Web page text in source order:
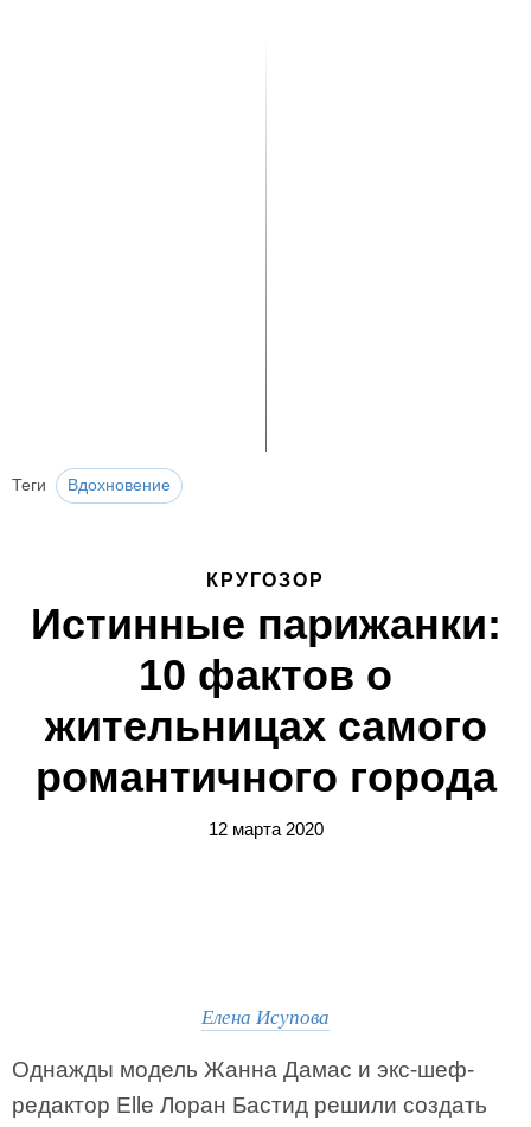
Теги Вдохновение
КРУГОЗОР
Истинные парижанки:
10 фактов о
жительницах самого
романтичного города
12 марта 2020
Елена Исупова
Однажды модель Жанна Дамас и экс-шеф-
редактор Elle Лоран Бастид решили создать